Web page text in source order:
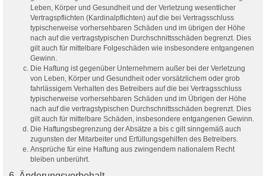
Leben, Körper und Gesundheit und der Verletzung wesentlicher
Vertragspflichten (Kardinalpflichten) auf die bei Vertragsschluss
typischerweise vorhersehbaren Schäden und im übrigen der Höhe
nach auf die vertragstypischen Durchschnittsschäden begrenzt. Dies
gilt auch für mittelbare Folgeschäden wie insbesondere entgangenen
Gewinn.
Die Haftung ist gegenüber Unternehmern außer bei der Verletzung
von Leben, Körper und Gesundheit oder vorsätzlichem oder grob
fahrlässigem Verhalten des Betreibers auf die bei Vertragsschluss
typischerweise vorhersehbaren Schäden und im Übrigen der Höhe
nach auf die vertragstypischen Durchschnittsschäden begrenzt. Dies
gilt auch für mittelbare Schäden, insbesondere entgangenen Gewinn.
Die Haftungsbegrenzung der Absätze a bis c gilt sinngemäß auch
zugunsten der Mitarbeiter und Erfüllungsgehilfen des Betreibers.
Ansprüche für eine Haftung aus zwingendem nationalem Recht
bleiben unberührt.